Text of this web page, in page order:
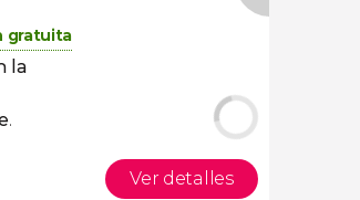
gratuita
la
.
Ver detalles